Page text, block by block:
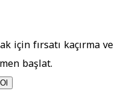
için fırsatı kaçırma ve
başlat.